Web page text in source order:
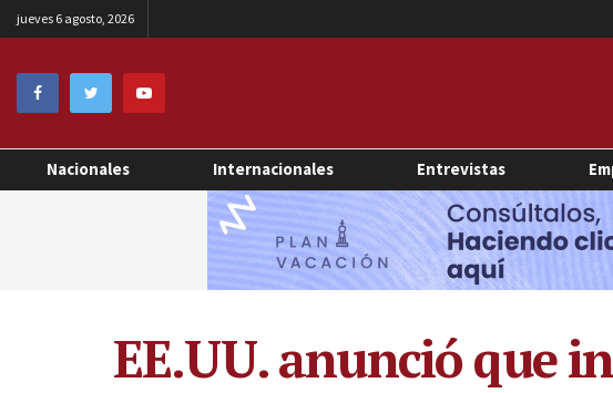
jueves 6 agosto, 2026
Nacionales Internacionales Entrevistas
EE.UU. anunció que